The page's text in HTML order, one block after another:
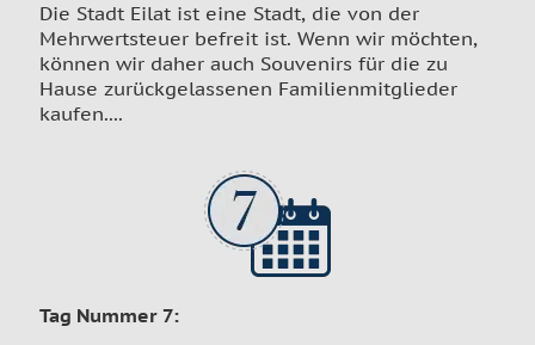
Die Stadt Eilat ist eine Stadt, die von der
Mehrwertsteuer befreit ist. Wenn wir möchten,
können wir daher auch Souvenirs für die zu
Hause zurückgelassenen Familienmitglieder
kaufen....
Tag Nummer 7: